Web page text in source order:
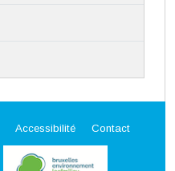
Accessibilité Contact